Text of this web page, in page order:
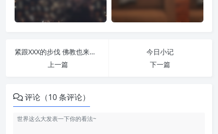
紧跟XXX的步伐 佛教也来八荣八耻
上一篇
今日小记
下一篇
评论（10 条评论）